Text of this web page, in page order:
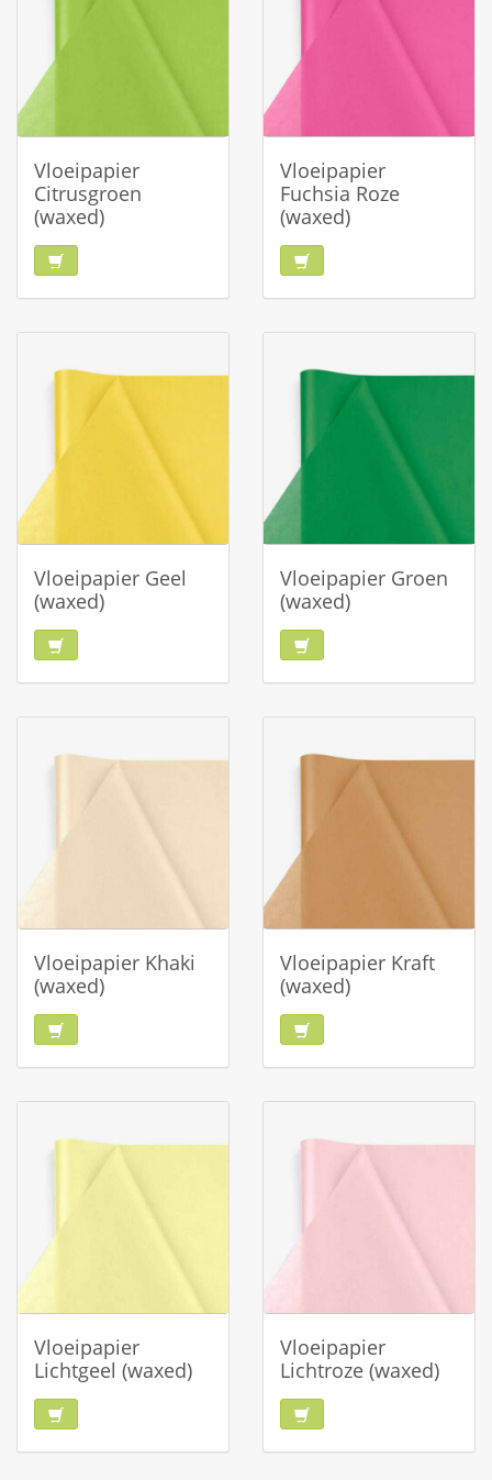
Vloeipapier
Citrusgroen
(waxed)
Vloeipapier
Fuchsia Roze
(waxed)
Vloeipapier Geel
(waxed)
Vloeipapier Groen
(waxed)
Vloeipapier Khaki
(waxed)
Vloeipapier Kraft
(waxed)
Vloeipapier
Lichtgeel (waxed)
Vloeipapier
Lichtroze (waxed)